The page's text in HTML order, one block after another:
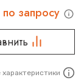
запросу
характеристики